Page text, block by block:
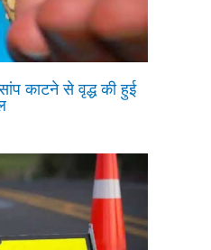
काटने से वृद्ध की हुई